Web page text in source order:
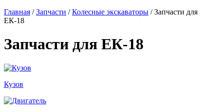
Главная /Запчасти /Колесные экскаваторы /Запчасти для
ЕК-18
Запчасти для ЕК-18
Кузов